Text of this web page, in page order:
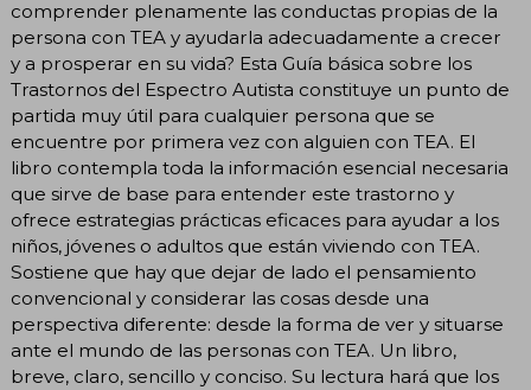
comprender plenamente las conductas propias de la
persona con TEA y ayudarla adecuadamente a crecer
y a prosperar en su vida? Esta Guía básica sobre los
Trastornos del Espectro Autista constituye un punto de
partida muy útil para cualquier persona que se
encuentre por primera vez con alguien con TEA. El
libro contempla toda la información esencial necesaria
que sirve de base para entender este trastorno y
ofrece estrategias prácticas eficaces para ayudar a los
niños, jóvenes o adultos que están viviendo con TEA.
Sostiene que hay que dejar de lado el pensamiento
convencional y considerar las cosas desde una
perspectiva diferente: desde la forma de ver y situarse
ante el mundo de las personas con TEA. Un libro,
breve, claro, sencillo y conciso. Su lectura hará que los